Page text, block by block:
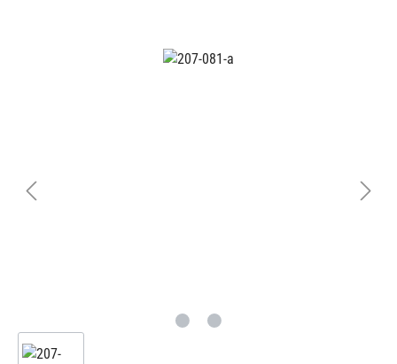
Salta la galleria di immagini